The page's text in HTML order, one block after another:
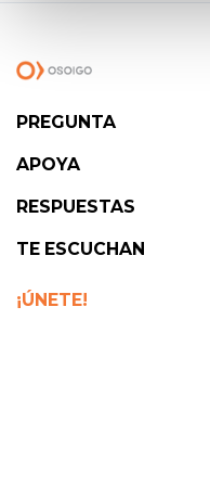
PREGUNTA
APOYA
RESPUESTAS
TE ESCUCHAN
¡ÚNETE!